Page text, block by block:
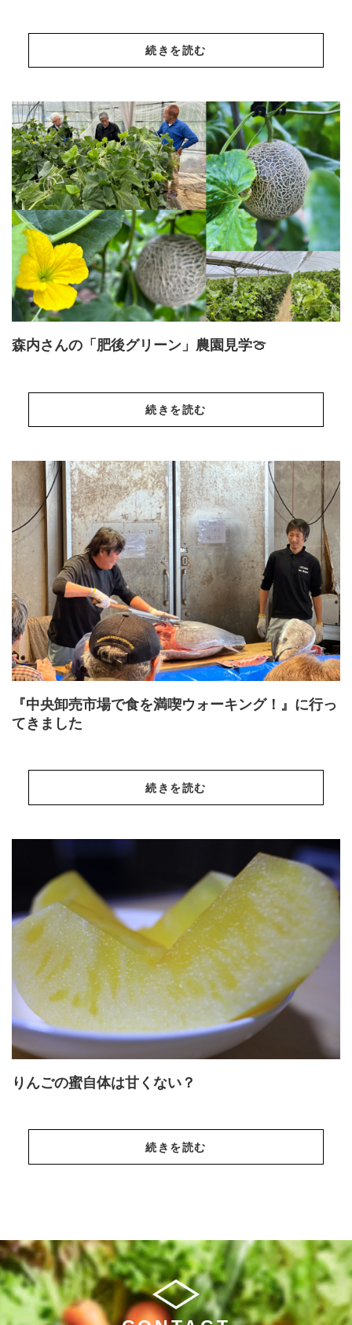
続きを読む
森内さんの「肥後グリーン」農園見学🍈
続きを読む
『中央卸売市場で食を満喫ウォーキング！』に行っ
てきました
続きを読む
りんごの蜜自体は甘くない？
続きを読む